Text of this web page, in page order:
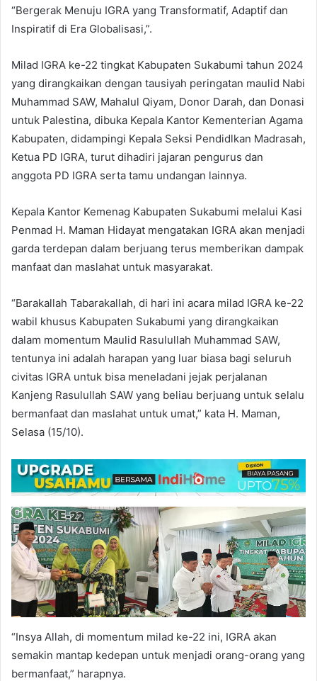
“Bergerak Menuju IGRA yang Transformatif, Adaptif dan
Inspiratif di Era Globalisasi,”.
Milad IGRA ke-22 tingkat Kabupaten Sukabumi tahun 2024
yang dirangkaikan dengan tausiyah peringatan maulid Nabi
Muhammad SAW, Mahalul Qiyam, Donor Darah, dan Donasi
untuk Palestina, dibuka Kepala Kantor Kementerian Agama
Kabupaten, didampingi Kepala Seksi Pendidlkan Madrasah,
Ketua PD IGRA, turut dihadiri jajaran pengurus dan
anggota PD IGRA serta tamu undangan lainnya.
Kepala Kantor Kemenag Kabupaten Sukabumi melalui Kasi
Penmad H. Maman Hidayat mengatakan IGRA akan menjadi
garda terdepan dalam berjuang terus memberikan dampak
manfaat dan maslahat untuk masyarakat.
“Barakallah Tabarakallah, di hari ini acara milad IGRA ke-22
wabil khusus Kabupaten Sukabumi yang dirangkaikan
dalam momentum Maulid Rasulullah Muhammad SAW,
tentunya ini adalah harapan yang luar biasa bagi seluruh
civitas IGRA untuk bisa meneladani jejak perjalanan
Kanjeng Rasulullah SAW yang beliau berjuang untuk selalu
bermanfaat dan maslahat untuk umat,” kata H. Maman,
Selasa (15/10).
“Insya Allah, di momentum milad ke-22 ini, IGRA akan
semakin mantap kedepan untuk menjadi orang-orang yang
bermanfaat,” harapnya.